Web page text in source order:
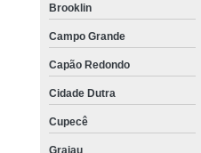
Brooklin
Campo Grande
Capão Redondo
Cidade Dutra
Cupecê
Grajau